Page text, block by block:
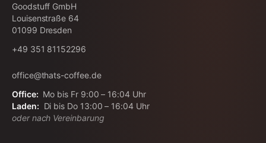
Goodstuff GmbH
Louisenstraße 64
01099 Dresden
+49 351 81152296
office@thats-coffee.de
Office: Mo bis Fr 9:00 – 16:04 Uhr
Laden: Di bis Do 13:00 – 16:04 Uhr
oder nach Vereinbarung